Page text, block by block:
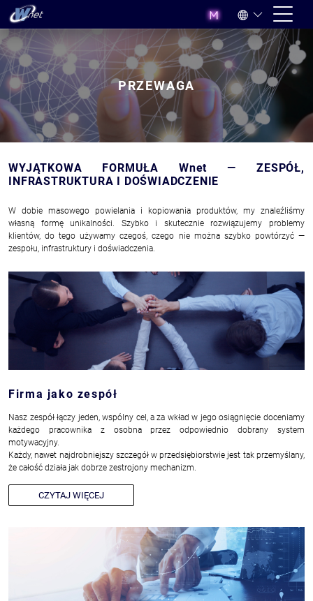
PRZEWAGA
WYJĄTKOWA FORMUŁA Wnet — ZESPÓŁ,
INFRASTRUKTURA I DOŚWIADCZENIE
W dobie masowego powielania i kopiowania produktów, my znaleźliśmy
własną formę unikalności. Szybko i skutecznie rozwiązujemy problemy
klientów, do tego używamy czegoś, czego nie można szybko powtórzyć —
zespołu, infrastruktury i doświadczenia.
Firma jako zespół
Nasz zespół łączy jeden, wspólny cel, a za wkład w jego osiągnięcie doceniamy
każdego pracownika z osobna przez odpowiednio dobrany system
motywacyjny.
Każdy, nawet najdrobniejszy szczegół w przedsiębiorstwie jest tak przemyślany,
że całość działa jak dobrze zestrojony mechanizm.
CZYTAJ WIĘCEJ